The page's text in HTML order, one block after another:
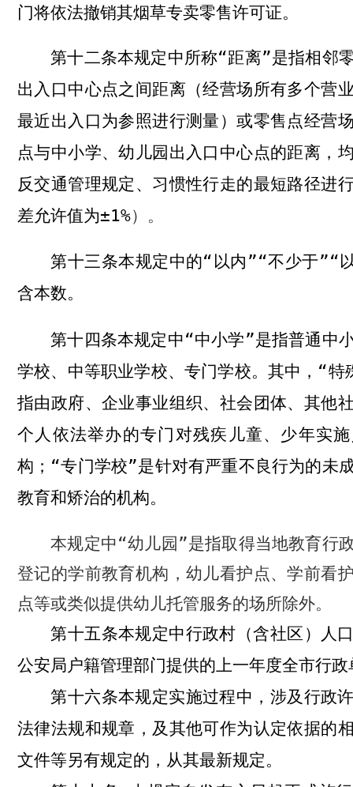
门将依法撤销其烟草专卖零售许可证。
第十二条本规定中所称“距离”是指相邻
出入口中心点之间距离（经营场所有多个营
最近出入口为参照进行测量）或零售点经营
点与中小学、幼儿园出入口中心点的距离，
反交通管理规定、习惯性行走的最短路径进
差允许值为±1%）。
第十三条本规定中的“以内”“不少于”“
含本数。
第十四条本规定中“中小学”是指普通中
学校、中等职业学校、专门学校。其中，“特
指由政府、企业事业组织、社会团体、其他
个人依法举办的专门对残疾儿童、少年实
构；“专门学校”是针对有严重不良行为的未
教育和矫治的机构。
本规定中“幼儿园”是指取得当地教育行
登记的学前教育机构，幼儿看护点、学前看
点等或类似提供幼儿托管服务的场所除外。
第十五条本规定中行政村（含社区）人
公安局户籍管理部门提供的上一年度全市行
第十六条本规定实施过程中，涉及行政
法律法规和规章，及其他可作为认定依据的
文件等另有规定的，从其最新规定。